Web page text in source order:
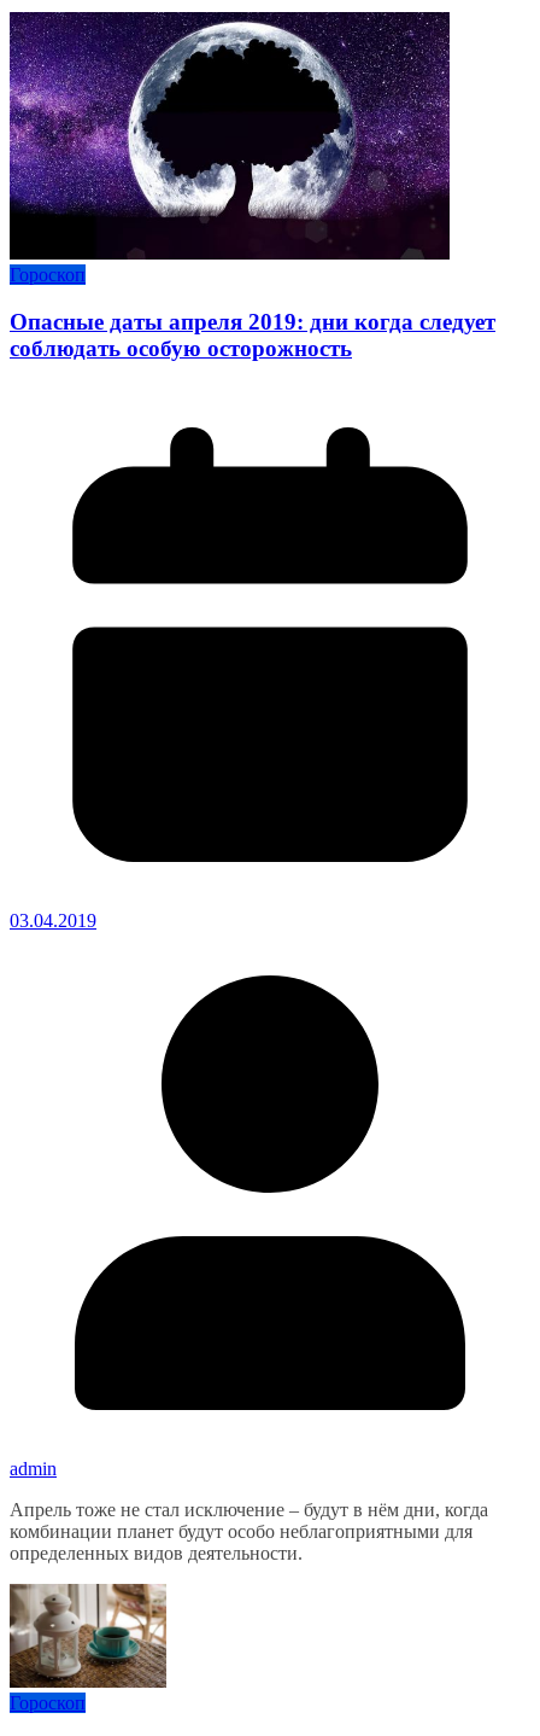
Гороскоп
Опасные даты апреля 2019: дни когда следует
соблюдать особую осторожность
03.04.2019
admin
Апрель тоже не стал исключение – будут в нём дни, когда
комбинации планет будут особо неблагоприятными для
определенных видов деятельности.
Гороскоп